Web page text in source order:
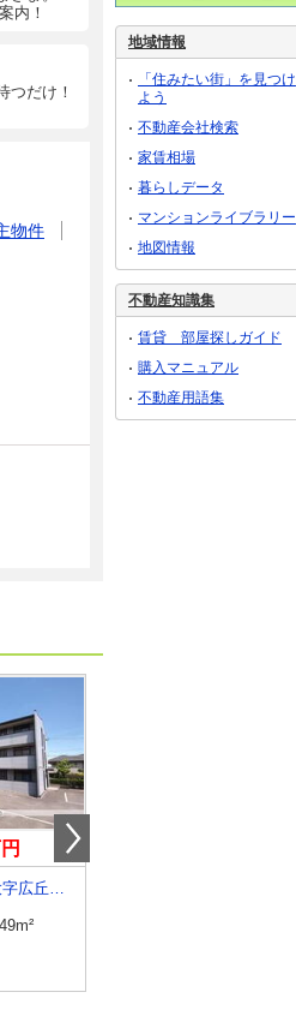
内！
つだけ！
物件
長野県塩尻市大字広丘高出
地域情報
「住みたい街」を見つけ
よう
不動産会社検索
家賃相場
暮らしデータ
マンションライブラリー
地図情報
不動産知識集
賃貸 部屋探しガイド
購入マニュアル
不動産用語集